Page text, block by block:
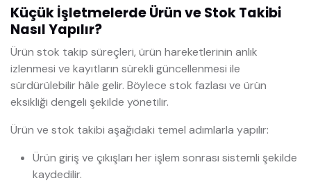
Küçük İşletmelerde Ürün ve Stok Takibi
Nasıl Yapılır?
Ürün stok takip süreçleri, ürün hareketlerinin anlık
izlenmesi ve kayıtların sürekli güncellenmesi ile
sürdürülebilir hâle gelir. Böylece stok fazlası ve ürün
eksikliği dengeli şekilde yönetilir.
Ürün ve stok takibi aşağıdaki temel adımlarla yapılır:
Ürün giriş ve çıkışları her işlem sonrası sistemli şekilde
kaydedilir.